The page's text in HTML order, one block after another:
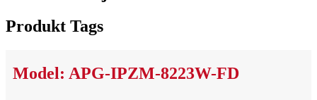
Produkt Tags
Model: APG-IPZM-8223W-FD